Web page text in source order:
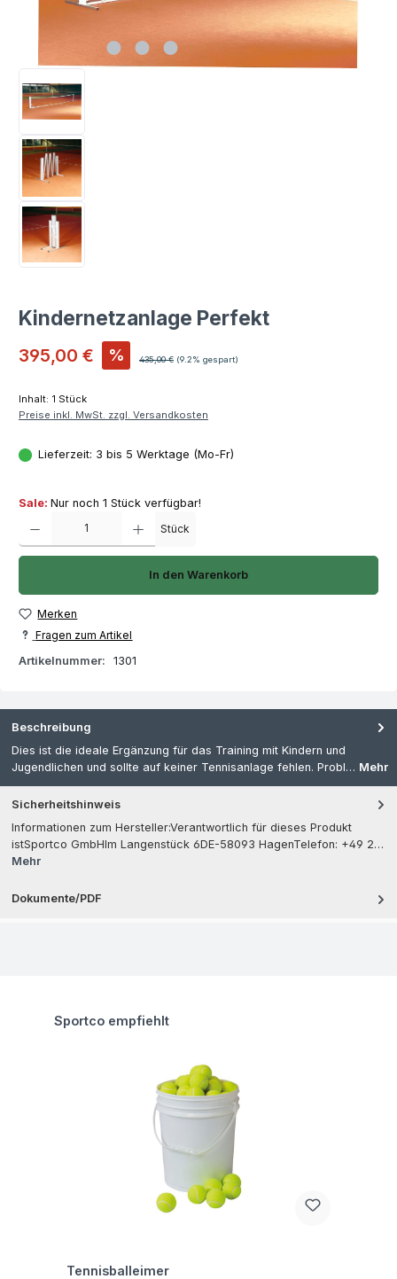
Kindernetzanlage Perfekt
Verkaufspreis:
395,00 € % Regulärer Preis:
435,00 € (9.2% gespart)
Inhalt: 1 Stück
Preise inkl. MwSt. zzgl. Versandkosten
Lieferzeit: 3 bis 5 Werktage (Mo-Fr)
Sale: Nur noch 1 Stück verfügbar!
Stück
In den Warenkorb
Merken
Fragen zum Artikel
Artikelnummer:
1301
Beschreibung
Dies ist die ideale Ergänzung für das Training mit Kindern und
Jugendlichen und sollte auf keiner Tennisanlage fehlen. Probl… Mehr
Sicherheitshinweis
Informationen zum Hersteller:Verantwortlich für dieses Produkt
istSportco GmbHIm Langenstück 6DE-58093 HagenTelefon: +49 2…
Mehr
Dokumente/PDF
Produktgalerie überspringen
Sportco empfiehlt
Tennisballeimer